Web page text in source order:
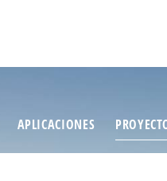
APLICACIONES